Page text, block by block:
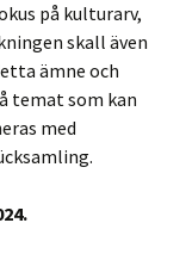
på kulturarv,
skall även
ämne och
temat som kan
med